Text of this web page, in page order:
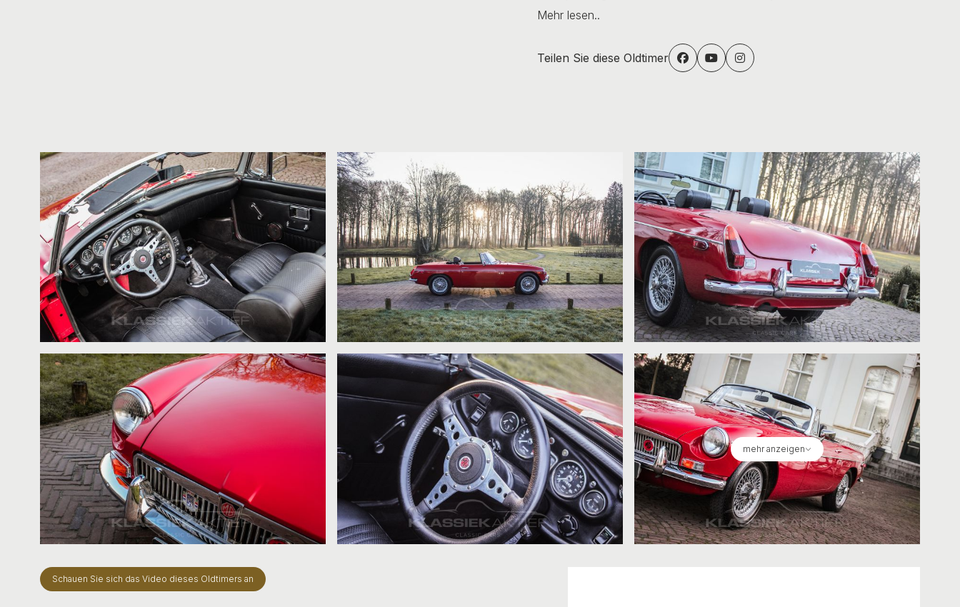
Mehr lesen..
Teilen Sie diese Oldtimer
mehr anzeigen
Schauen Sie sich das Video dieses Oldtimers an